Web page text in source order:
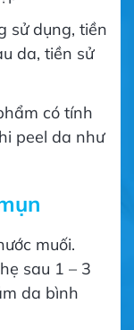
sử dụng, tiền
da, tiền sử
có tính
peel da như
muối.
sau 1 – 3
da bình